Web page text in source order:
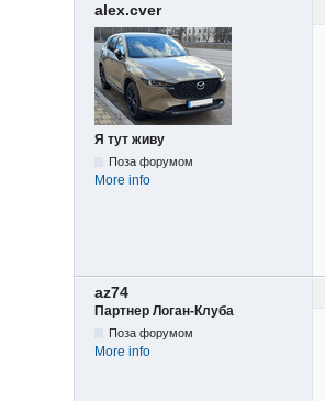
alex.cver
Я тут живу
Поза форумом
More info
az74
Партнер Логан-Клуба
Поза форумом
More info